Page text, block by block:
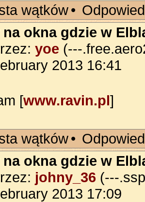
wątków•
okna gdzie w
yoe (---
2013 16:41
[www.ravin.pl]
wątków•
okna gdzie w
johny_36 (---
2013 17:09